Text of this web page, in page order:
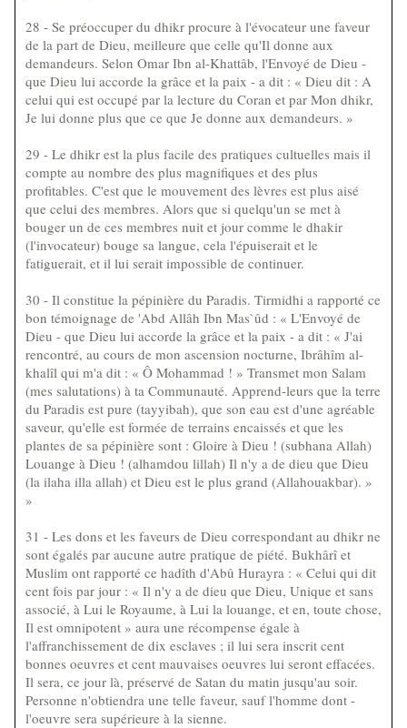
28 - Se préoccuper du dhikr procure à l'évocateur une faveur
de la part de Dieu, meilleure que celle qu'Il donne aux
demandeurs. Selon Omar Ibn al-Khattâb, l'Envoyé de Dieu -
que Dieu lui accorde la grâce et la paix - a dit : « Dieu dit : A
celui qui est occupé par la lecture du Coran et par Mon dhikr,
Je lui donne plus que ce que Je donne aux demandeurs. »
29 - Le dhikr est la plus facile des pratiques cultuelles mais il
compte au nombre des plus magnifiques et des plus
profitables. C'est que le mouvement des lèvres est plus aisé
que celui des membres. Alors que si quelqu'un se met à
bouger un de ces membres nuit et jour comme le dhakir
(l'invocateur) bouge sa langue, cela l'épuiserait et le
fatiguerait, et il lui serait impossible de continuer.
30 - Il constitue la pépinière du Paradis. Tirmidhi a rapporté ce
bon témoignage de 'Abd Allâh Ibn Mas`ûd : « L'Envoyé de
Dieu - que Dieu lui accorde la grâce et la paix - a dit : « J'ai
rencontré, au cours de mon ascension nocturne, Ibrâhîm al-
khalîl qui m'a dit : « Ô Mohammad ! » Transmet mon Salam
(mes salutations) à ta Communauté. Apprend-leurs que la terre
du Paradis est pure (tayyibah), que son eau est d'une agréable
saveur, qu'elle est formée de terrains encaissés et que les
plantes de sa pépinière sont : Gloire à Dieu ! (subhana Allah)
Louange à Dieu ! (alhamdou lillah) Il n'y a de dieu que Dieu
(la ilaha illa allah) et Dieu est le plus grand (Allahouakbar). »
»
31 - Les dons et les faveurs de Dieu correspondant au dhikr ne
sont égalés par aucune autre pratique de piété. Bukhârî et
Muslim ont rapporté ce hadîth d'Abû Hurayra : « Celui qui dit
cent fois par jour : « Il n'y a de dieu que Dieu, Unique et sans
associé, à Lui le Royaume, à Lui la louange, et en, toute chose,
Il est omnipotent » aura une récompense égale à
l'affranchissement de dix esclaves ; il lui sera inscrit cent
bonnes oeuvres et cent mauvaises oeuvres lui seront effacées.
Il sera, ce jour là, préservé de Satan du matin jusqu'au soir.
Personne n'obtiendra une telle faveur, sauf l'homme dont -
l'oeuvre sera supérieure à la sienne.